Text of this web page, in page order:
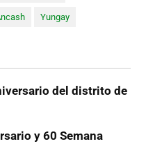
Yungay
del distrito de
y 60 Semana